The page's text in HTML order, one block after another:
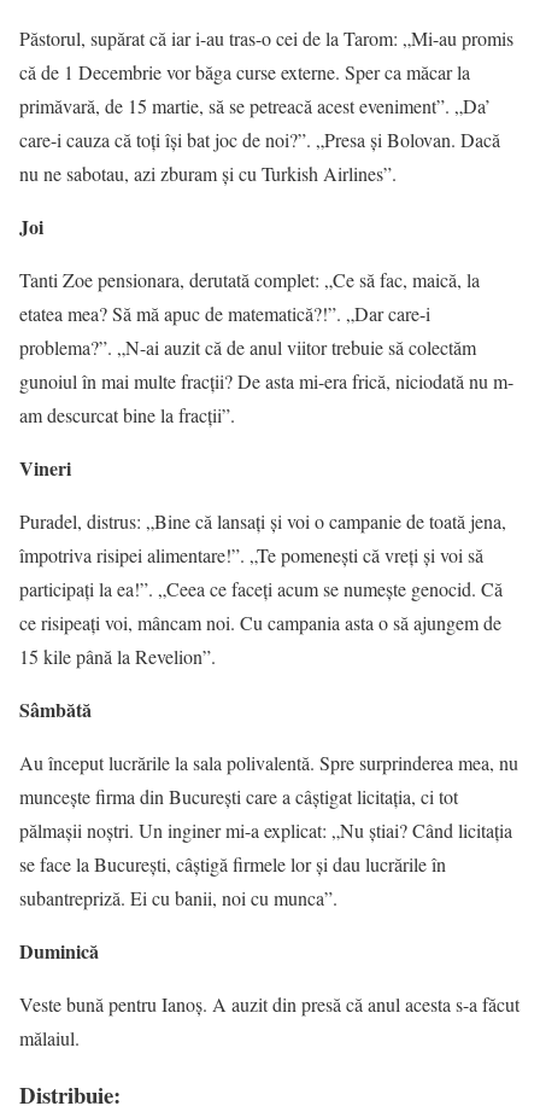
Păstorul, supărat că iar i-au tras-o cei de la Tarom: „Mi-au promis
că de 1 Decembrie vor băga curse externe. Sper ca măcar la
primăvară, de 15 martie, să se petreacă acest eveniment”. „Da’
care-i cauza că toți își bat joc de noi?”. „Presa și Bolovan. Dacă
nu ne sabotau, azi zburam și cu Turkish Airlines”.
Joi
Tanti Zoe pensionara, derutată complet: „Ce să fac, maică, la
etatea mea? Să mă apuc de matematică?!”. „Dar care-i
problema?”. „N-ai auzit că de anul viitor trebuie să colectăm
gunoiul în mai multe fracții? De asta mi-era frică, niciodată nu m-
am descurcat bine la fracții”.
Vineri
Puradel, distrus: „Bine că lansați și voi o campanie de toată jena,
împotriva risipei alimentare!”. „Te pomenești că vreți și voi să
participați la ea!”. „Ceea ce faceți acum se numește genocid. Că
ce risipeați voi, mâncam noi. Cu campania asta o să ajungem de
15 kile până la Revelion”.
Sâmbătă
Au început lucrările la sala polivalentă. Spre surprinderea mea, nu
muncește firma din București care a câștigat licitația, ci tot
pălmașii noștri. Un inginer mi-a explicat: „Nu ştiai? Când licitația
se face la București, câștigă firmele lor și dau lucrările în
subantrepriză. Ei cu banii, noi cu munca”.
Duminică
Veste bună pentru Ianoş. A auzit din presă că anul acesta s-a făcut
mălaiul.
Distribuie: